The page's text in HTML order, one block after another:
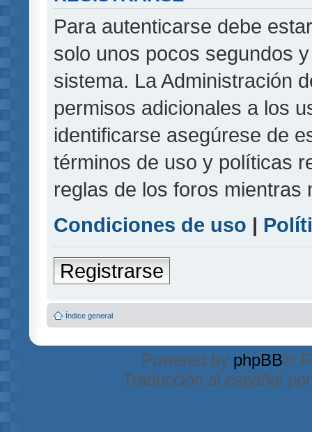
Para autenticarse debe
solo unos pocos segundos
sistema. La Administración
permisos adicionales a los
identificarse asegúrese de
términos de uso y políticas
reglas de los foros mientras
Condiciones de uso |
Registrarse
Índice general
Powered by phpBB®
Traducción al español